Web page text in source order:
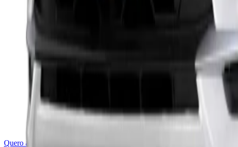
Quero assinar esse carro